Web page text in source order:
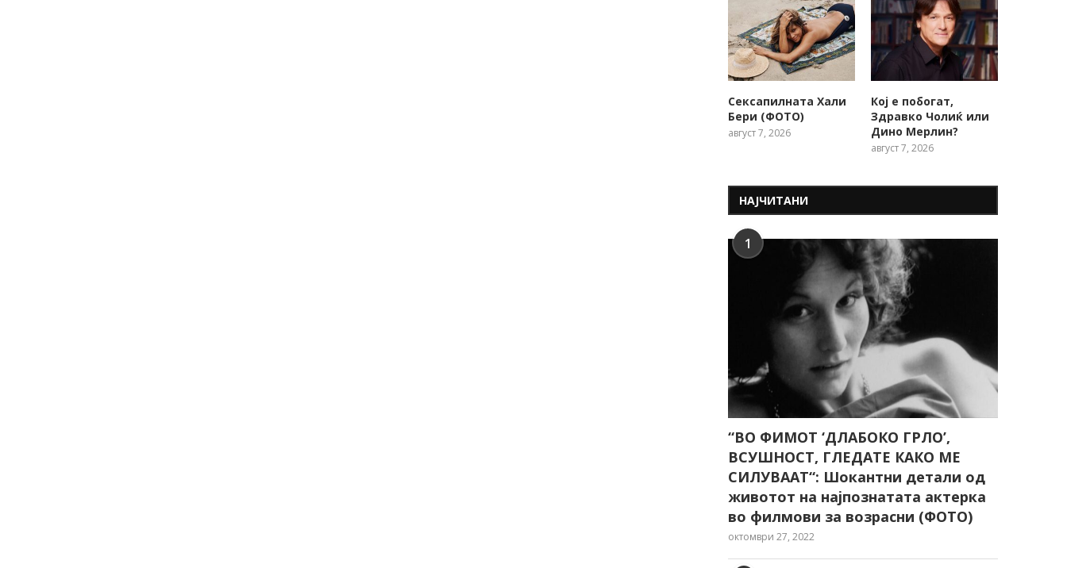
Сексапилната Хали
Бери (ФОТО)
август 7, 2026
Кој е побогат,
Здравко Чолиќ или
Дино Мерлин?
август 7, 2026
НАЈЧИТАНИ
1
“ВО ФИМОТ ‘ДЛАБОКО ГРЛО’,
ВСУШНОСТ, ГЛЕДАТЕ КАКО МЕ
СИЛУВААТ“: Шокантни детали од
животот на најпознатата актерка
во филмови за возрасни (ФОТО)
октомври 27, 2022